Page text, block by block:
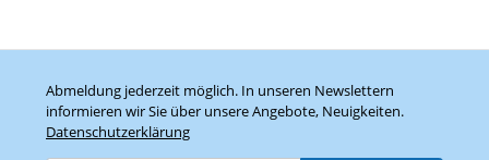
Abmeldung jederzeit möglich. In unseren Newslettern
informieren wir Sie über unsere Angebote, Neuigkeiten.
Datenschutzerklärung